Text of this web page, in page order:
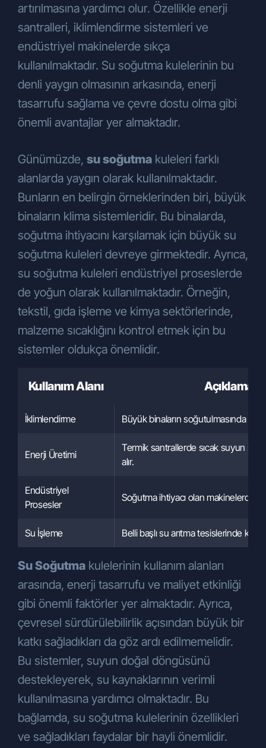
artırılmasına yardımcı olur. Özellikle enerji
santralleri, iklimlendirme sistemleri ve
endüstriyel makinelerde sıkça
kullanılmaktadır. Su soğutma kulelerinin bu
denli yaygın olmasının arkasında, enerji
tasarrufu sağlama ve çevre dostu olma gibi
önemli avantajlar yer almaktadır.
Günümüzde, su soğutma kuleleri farklı
alanlarda yaygın olarak kullanılmaktadır.
Bunların en belirgin örneklerinden biri, büyük
binaların klima sistemleridir. Bu binalarda,
soğutma ihtiyacını karşılamak için büyük su
soğutma kuleleri devreye girmektedir. Ayrıca,
su soğutma kuleleri endüstriyel proseslerde
de yoğun olarak kullanılmaktadır. Örneğin,
tekstil, gıda işleme ve kimya sektörlerinde,
malzeme sıcaklığını kontrol etmek için bu
sistemler oldukça önemlidir.
Kullanım Alanı Açıklama
İklimlendirme Büyük binaların soğutulmasında
Enerji Üretimi
Termik santrallerde sıcak suyun
alır.
Endüstriyel
Prosesler
Soğutma ihtiyacı olan makinelerde
Su İşleme Belli başlı su arıtma tesislerinde
Su Soğutma kulelerinin kullanım alanları
arasında, enerji tasarrufu ve maliyet etkinliği
gibi önemli faktörler yer almaktadır. Ayrıca,
çevresel sürdürülebilirlik açısından büyük bir
katkı sağladıkları da göz ardı edilmemelidir.
Bu sistemler, suyun doğal döngüsünü
destekleyerek, su kaynaklarının verimli
kullanılmasına yardımcı olmaktadır. Bu
bağlamda, su soğutma kulelerinin özellikleri
ve sağladıkları faydalar bir hayli önemlidir.